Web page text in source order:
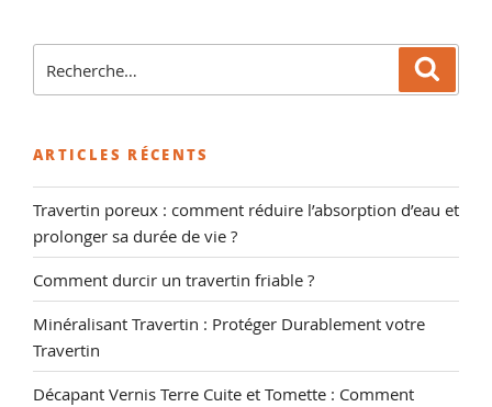
pour
ARTICLES RÉCENTS
Travertin poreux : comment réduire l’absorption d’eau et
prolonger sa durée de vie ?
Comment durcir un travertin friable ?
Minéralisant Travertin : Protéger Durablement votre
Travertin
Décapant Vernis Terre Cuite et Tomette : Comment